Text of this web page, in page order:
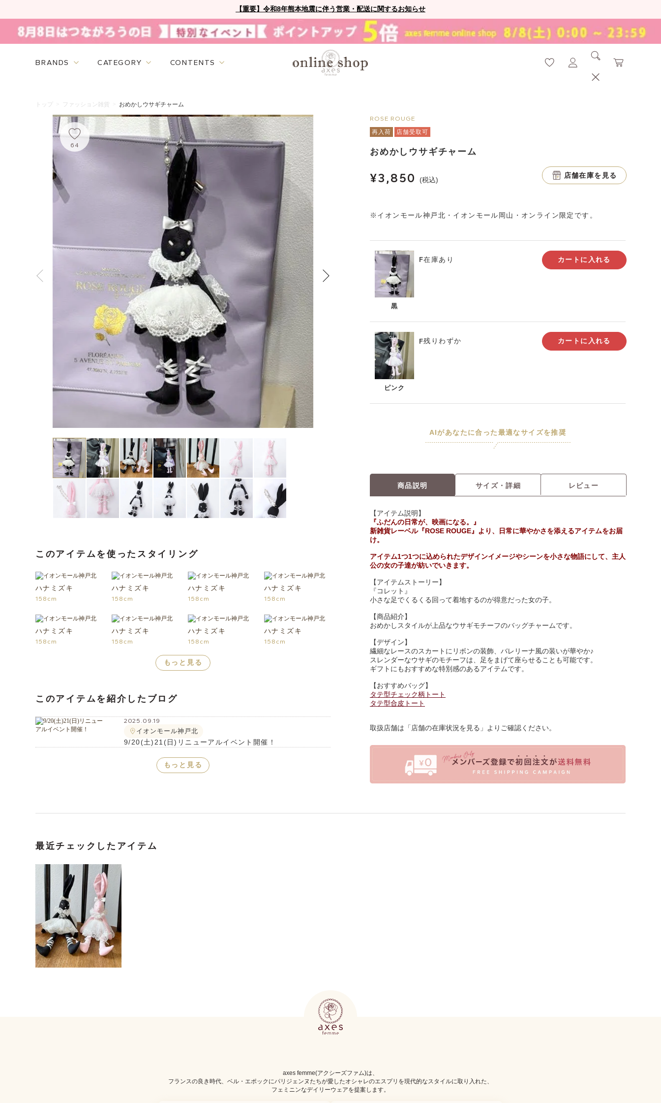
【重要】令和8年熊本地震に伴う営業・配送に関するお知らせ
BRANDS CATEGORY CONTENTS
トップ > ファッション雑貨 > おめかしウサギチャーム
64
このアイテムを使ったスタイリング
ハナミズキ
158cm
ハナミズキ
158cm
ハナミズキ
158cm
ハナミズキ
158cm
ハナミズキ
158cm
ハナミズキ
158cm
ハナミズキ
158cm
ハナミズキ
158cm
もっと見る
このアイテムを紹介したブログ
2025.09.19
イオンモール神戸北
9/20(土)21(日)リニューアルイベント開催！
もっと見る
ROSE ROUGE
再入荷 店舗受取可
おめかしウサギチャーム
¥3,850 (税込)
店舗在庫を見る
※イオンモール神戸北・イオンモール岡山・オンライン限定です。
黒
F在庫あり カートに入れる
ピンク
F残りわずか カートに入れる
AIがあなたに合った最適なサイズを推奨
商品説明 サイズ・詳細 レビュー
【アイテム説明】
『ふだんの日常が、映画になる。』
新雑貨レーベル『ROSE ROUGE』より、日常に華やかさを添えるアイテムをお届
け。
アイテム1つ1つに込められたデザインイメージやシーンを小さな物語にして、主人
公の女の子達が紡いでいきます。
【アイテムストーリー】
『コレット』
小さな足でくるくる回って着地するのが得意だった女の子。
【商品紹介】
おめかしスタイルが上品なウサギモチーフのバッグチャームです。
【デザイン】
繊細なレースのスカートにリボンの装飾、バレリーナ風の装いが華やか♪
スレンダーなウサギのモチーフは、足をまげて座らせることも可能です。
ギフトにもおすすめな特別感のあるアイテムです。
【おすすめバッグ】
タテ型チェック柄トート
タテ型合皮トート
取扱店舗は「店舗の在庫状況を見る」よりご確認ください。
最近チェックしたアイテム
axes femme(アクシーズファム)は、
フランスの良き時代、ベル・エポックにパリジェンヌたちが愛したオシャレのエスプリを現代的なスタイルに取り入れた、
フェミニンなデイリーウェアを提案します。